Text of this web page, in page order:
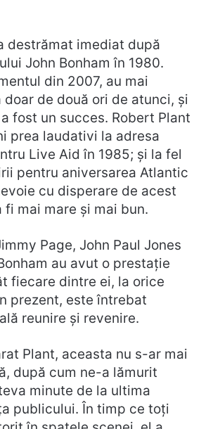
destrămat imediat după
John Bonham în 1980.
din 2007, au mai
de două ori de atunci, și
fost un succes. Robert Plant
prea laudativi la adresa
Live Aid în 1985; și la fel
pentru aniversarea Atlantic
cu disperare de acest
mai mare și mai bun.
Page, John Paul Jones
au avut o prestație
fiecare dintre ei, la orice
prezent, este întrebat
reunire și revenire.
Plant, aceasta nu s-ar mai
după cum ne-a lămurit
minute de la ultima
publicului. În timp ce toți